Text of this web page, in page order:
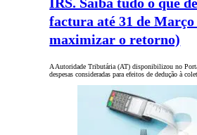
factura até 31 de
maximizar o retorno)
A Autoridade Tributária (AT) disponibilizou no
despesas consideradas para efeitos de dedução à